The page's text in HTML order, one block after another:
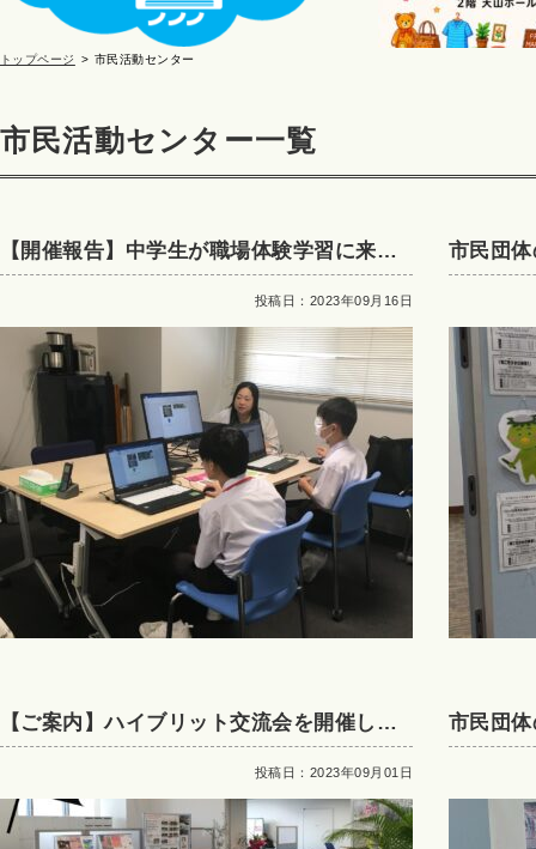
トップページ 市民活動センター
市民活動センター一覧
【開催報告】中学生が職場体験学習に来ま
投稿日：2023年09月16日
市民団
【ご案内】ハイブリット交流会を開催しま
投稿日：2023年09月01日
市民団